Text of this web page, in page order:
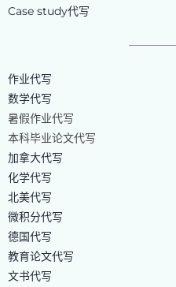
Case study代写
作业代写
数学代写
暑假作业代写
本科毕业论文代写
加拿大代写
化学代写
北美代写
微积分代写
德国代写
教育论文代写
文书代写